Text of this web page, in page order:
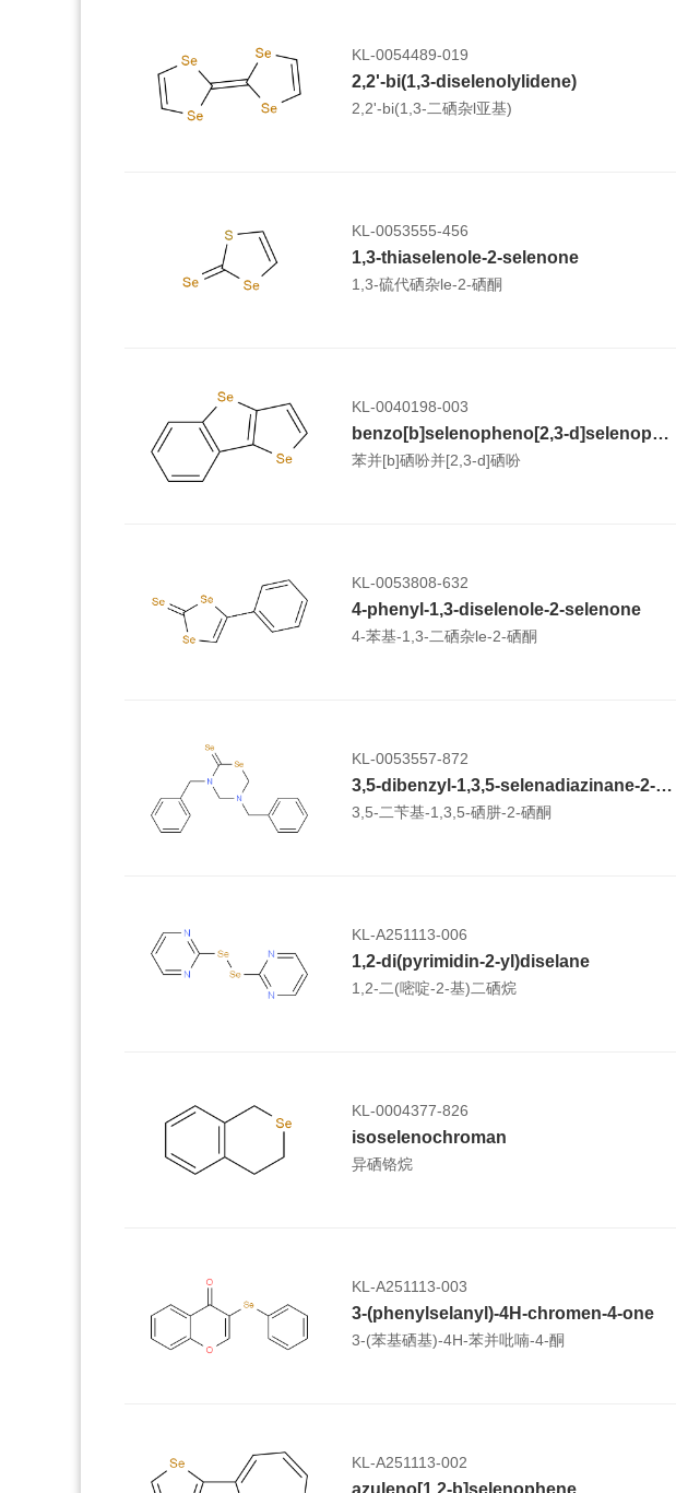
KL-0054489-019
2,2'-bi(1,3-diselenolylidene)
2,2'-bi(1,3-二硒杂l亚基)
KL-0053555-456
1,3-thiaselenole-2-selenone
1,3-硫代硒杂le-2-硒酮
KL-0040198-003
benzo[b]selenopheno[2,3-d]selenophene
苯并[b]硒吩并[2,3-d]硒吩
KL-0053808-632
4-phenyl-1,3-diselenole-2-selenone
4-苯基-1,3-二硒杂le-2-硒酮
KL-0053557-872
3,5-dibenzyl-1,3,5-selenadiazinane-2-selenone
3,5-二苄基-1,3,5-硒肼-2-硒酮
KL-A251113-006
1,2-di(pyrimidin-2-yl)diselane
1,2-二(嘧啶-2-基)二硒烷
KL-0004377-826
isoselenochroman
异硒铬烷
KL-A251113-003
3-(phenylselanyl)-4H-chromen-4-one
3-(苯基硒基)-4H-苯并吡喃-4-酮
KL-A251113-002
azuleno[1,2-b]selenophene